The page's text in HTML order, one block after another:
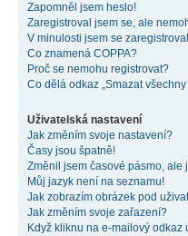
Zapomněl jsem heslo!
Zaregistroval jsem se, ale
V minulosti jsem se
Co znamená COPPA?
Proč se nemohu registrovat?
Co dělá odkaz „Smazat
Uživatelská nastavení
Jak změním svoje nastavení?
Časy jsou špatně!
Změnil jsem časové pásmo, ale
Můj jazyk není na seznamu!
Jak zobrazím obrázek pod
Jak změním svoje zařazení?
Když kliknu na e-mailový